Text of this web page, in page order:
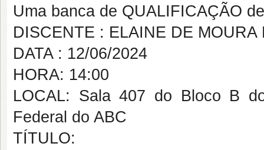
Uma banca de QUALIFICAÇÃO
DISCENTE : ELAINE DE MOURA
DATA : 12/06/2024
HORA: 14:00
LOCAL: Sala 407 do Bloco B
Federal do ABC
TÍTULO: